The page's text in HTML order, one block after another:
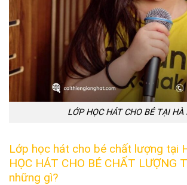
LỚP HỌC HÁT CHO BÉ TẠI HÀ
Lớp học hát cho bé chất lượng tại
HỌC HÁT CHO BÉ CHẤT LƯỢNG
những gì?